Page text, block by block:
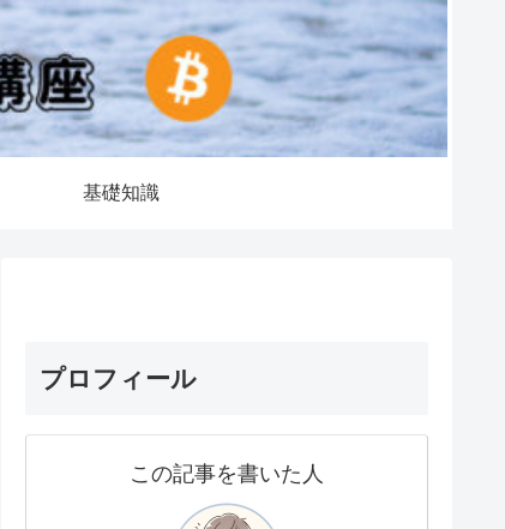
基礎知識
プロフィール
この記事を書いた人